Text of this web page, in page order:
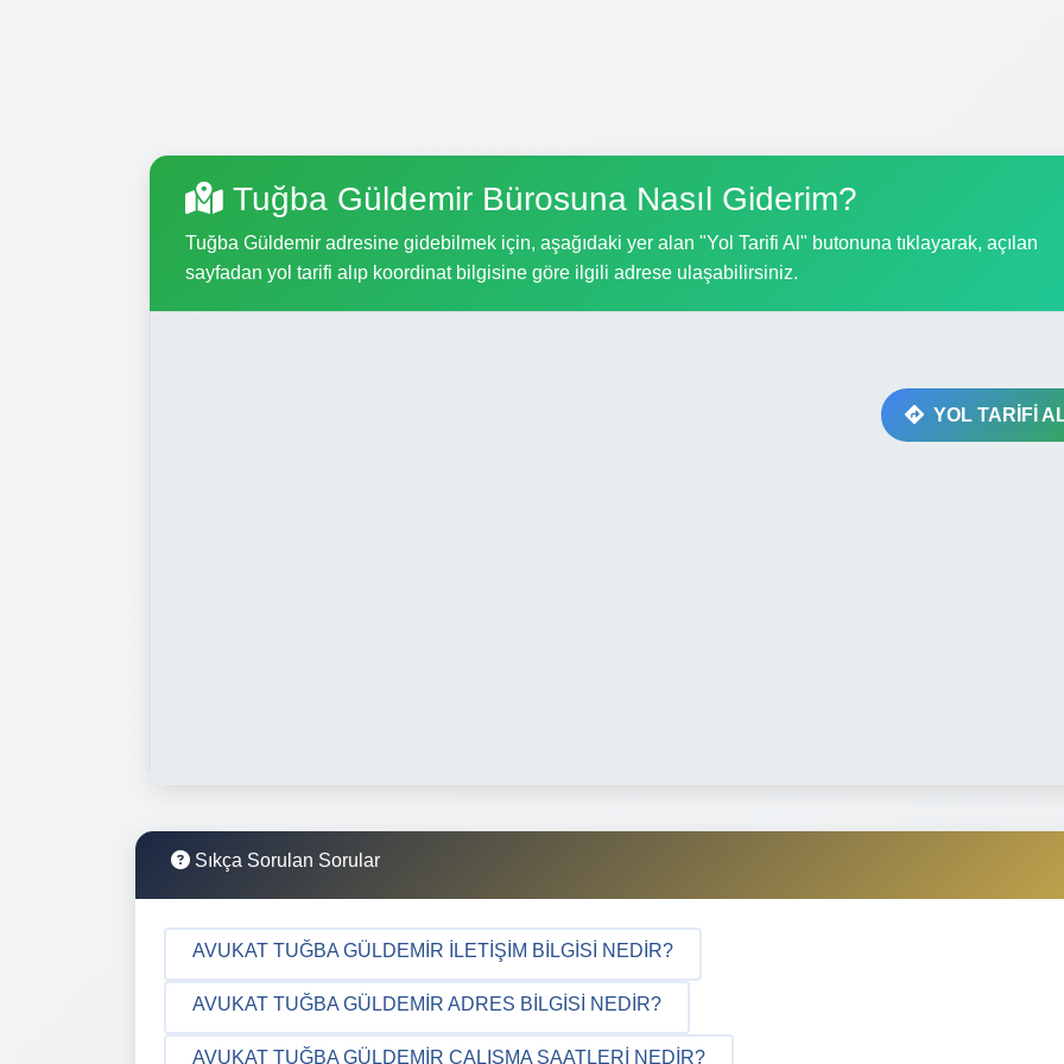
Tuğba Güldemir Bürosuna Nasıl Giderim?
Tuğba Güldemir adresine gidebilmek için, aşağıdaki yer alan "Yol Tarifi Al" butonuna tıklayarak, açılan
sayfadan yol tarifi alıp koordinat bilgisine göre ilgili adrese ulaşabilirsiniz.
YOL TARİFİ
Sıkça Sorulan Sorular
AVUKAT TUĞBA GÜLDEMIR İLETIŞIM BILGISI NEDIR?
AVUKAT TUĞBA GÜLDEMIR ADRES BILGISI NEDIR?
AVUKAT TUĞBA GÜLDEMIR ÇALIŞMA SAATLERI NEDIR?